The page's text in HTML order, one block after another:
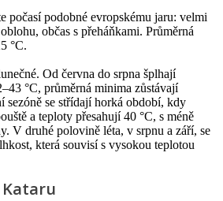
počasí podobné evropskému jaru: velmi
občas s přeháňkami. Průměrná
°C.
Od června do srpna šplhají
°C, průměrná minima zůstávají
sezóně se střídají horká období, kdy
a teploty přesahují 40 °C, s méně
V druhé polovině léta, v srpnu a září, se
která souvisí s vysokou teplotou